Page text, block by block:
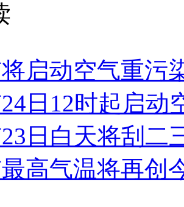
启动空气重污
日12时起启动
日白天将刮二
高气温将再创